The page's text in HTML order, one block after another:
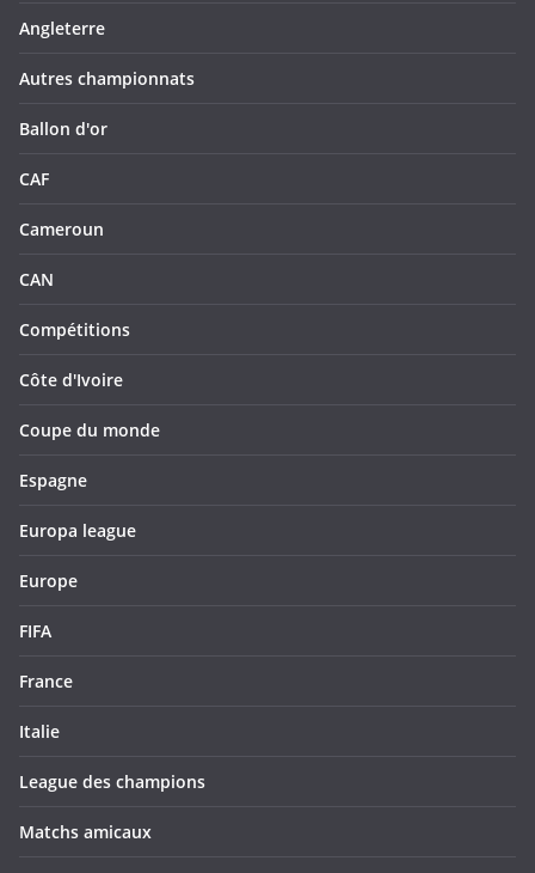
Angleterre
Autres championnats
Ballon d'or
CAF
Cameroun
CAN
Compétitions
Côte d'Ivoire
Coupe du monde
Espagne
Europa league
Europe
FIFA
France
Italie
League des champions
Matchs amicaux